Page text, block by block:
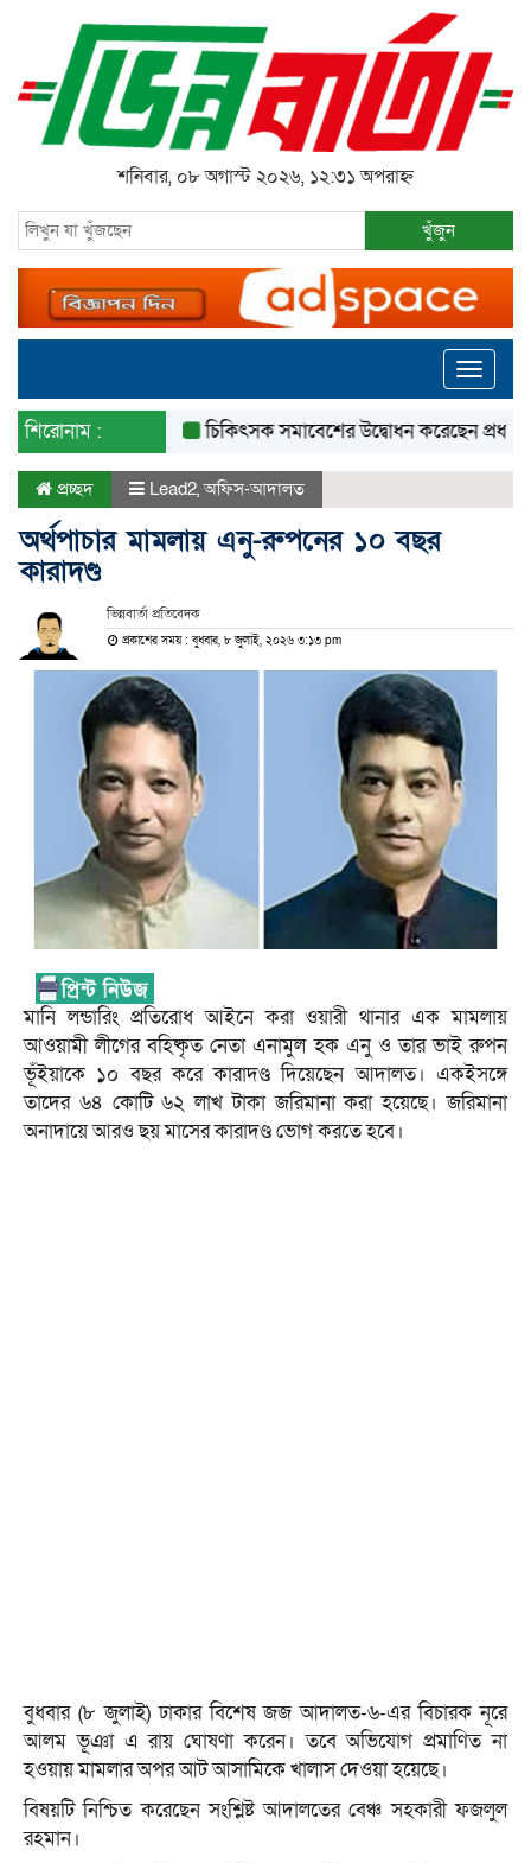
শনিবার, ০৮ অগাস্ট ২০২৬, ১২:৩১ অপরাহ্ন
খুঁজুন
Toggle
শিরোনাম : চিকিৎসক সমাবেশের উদ্বোধন করেছেন প্রধানমন্ত্রী
প্রচ্ছদ Lead2,অফিস-আদালত
অর্থপাচার মামলায় এনু-রুপনের ১০ বছর
কারাদণ্ড
ভিন্নবার্তা প্রতিবেদক
প্রকাশের সময় : বুধবার, ৮ জুলাই, ২০২৬ ৩:১৩ pm
মানি লন্ডারিং প্রতিরোধ আইনে করা ওয়ারী থানার এক মামলায়
আওয়ামী লীগের বহিষ্কৃত নেতা এনামুল হক এনু ও তার ভাই রুপন
ভূঁইয়াকে ১০ বছর করে কারাদণ্ড দিয়েছেন আদালত। একইসঙ্গে
তাদের ৬৪ কোটি ৬২ লাখ টাকা জরিমানা করা হয়েছে। জরিমানা
অনাদায়ে আরও ছয় মাসের কারাদণ্ড ভোগ করতে হবে।
বুধবার (৮ জুলাই) ঢাকার বিশেষ জজ আদালত-৬-এর বিচারক নূরে
আলম ভূঞা এ রায় ঘোষণা করেন। তবে অভিযোগ প্রমাণিত না
হওয়ায় মামলার অপর আট আসামিকে খালাস দেওয়া হয়েছে।
বিষয়টি নিশ্চিত করেছেন সংশ্লিষ্ট আদালতের বেঞ্চ সহকারী ফজলুল
রহমান।